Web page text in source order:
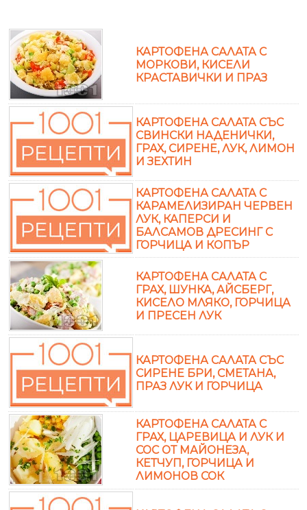
КАРТОФЕНА САЛАТА С
МОРКОВИ, КИСЕЛИ
КРАСТАВИЧКИ И ПРАЗ
КАРТОФЕНА САЛАТА СЪС
СВИНСКИ НАДЕНИЧКИ,
ГРАХ, СИРЕНЕ, ЛУК, ЛИМОН
И ЗЕХТИН
КАРТОФЕНА САЛАТА С
КАРАМЕЛИЗИРАН ЧЕРВЕН
ЛУК, КАПЕРСИ И
БАЛСАМОВ ДРЕСИНГ С
ГОРЧИЦА И КОПЪР
КАРТОФЕНА САЛАТА С
ГРАХ, ШУНКА, АЙСБЕРГ,
КИСЕЛО МЛЯКО, ГОРЧИЦА
И ПРЕСЕН ЛУК
КАРТОФЕНА САЛАТА СЪС
СИРЕНЕ БРИ, СМЕТАНА,
ПРАЗ ЛУК И ГОРЧИЦА
КАРТОФЕНА САЛАТА С
ГРАХ, ЦАРЕВИЦА И ЛУК И
СОС ОТ МАЙОНЕЗА,
КЕТЧУП, ГОРЧИЦА И
ЛИМОНОВ СОК